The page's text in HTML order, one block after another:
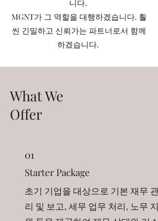
니다.
MGNT가 그 역할을 대행하겠습니다. 훨
씬 긴밀하고 신뢰가는 파트너로서 함께
하겠습니다.
What We
Offer
01
Starter Package
초기 기업을 대상으로 기본 재무 관
리 및 보고, 세무 업무 처리, 노무 지